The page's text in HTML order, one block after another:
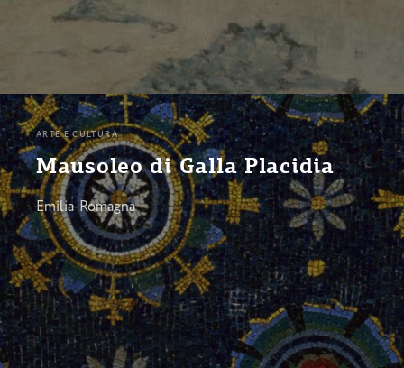
ARTE E CULTURA
Mausoleo di Galla Placidia
Emilia-Romagna